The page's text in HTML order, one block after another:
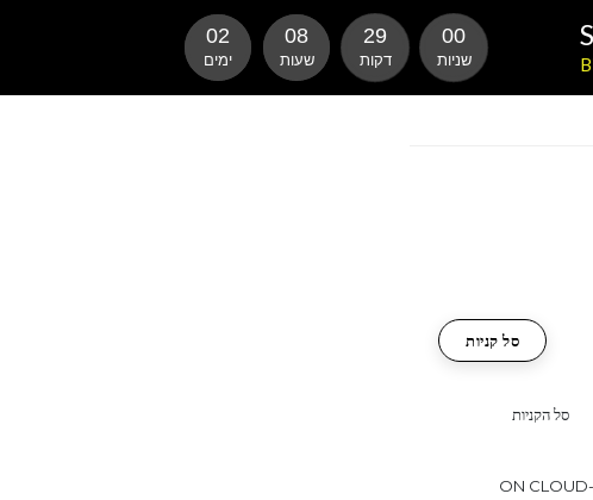
סל הקניות
סל קניות
02
ימים
08
שעות
28
דקות
59
שניות